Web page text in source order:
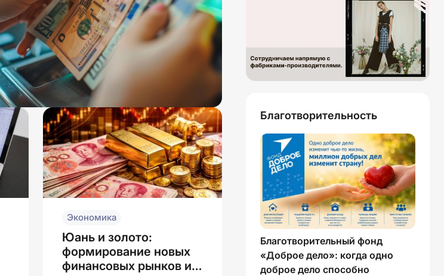
Экономика
Юань и золото:
формирование новых
финансовых рынков и
Благотворительность
Благотворительный фонд
«Доброе дело»: когда одно
доброе дело способно